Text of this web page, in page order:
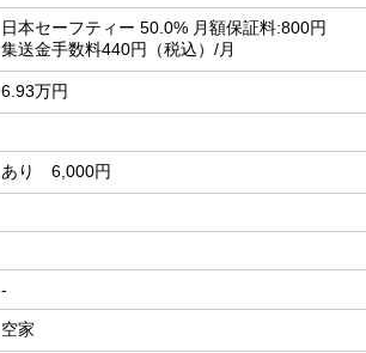
日本セーフティー 50.0% 月額保証料:800円
集送金手数料440円（税込）/月
6.93万円
あり 6,000円
-
空家